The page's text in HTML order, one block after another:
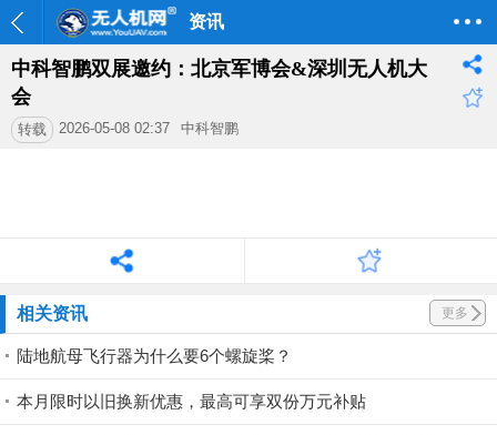
资讯
中科智鹏双展邀约：北京军博会&深圳无人机大
会
转载 2026-05-08 02:37 中科智鹏
相关资讯 更多
陆地航母飞行器为什么要6个螺旋桨？
本月限时以旧换新优惠，最高可享双份万元补贴